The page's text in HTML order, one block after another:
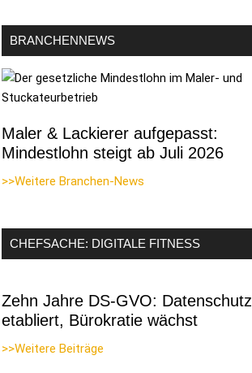
BRANCHENNEWS
Maler & Lackierer aufgepasst:
Mindestlohn steigt ab Juli 2026
>>Weitere Branchen-News
CHEFSACHE: DIGITALE FITNESS
Zehn Jahre DS-GVO: Datenschutz
etabliert, Bürokratie wächst
>>Weitere Beiträge